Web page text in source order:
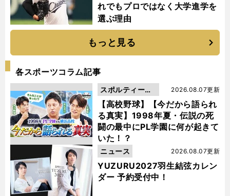
れでもプロではなく大学進学を
選ぶ理由
もっと見る
各スポーツコラム記事
【高校野球】【今だから語られ
る真実】1998年夏・伝説の死
闘の最中にPL学園に何が起きて
いた！？
2026.08.07更新
スポルティーバ
動画
YUZURU2027羽生結弦カレン
ダー 予約受付中！
2026.08.07更新
ニュース